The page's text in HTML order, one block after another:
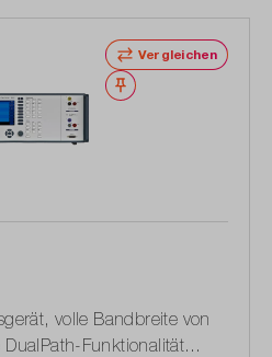
Vergleichen
Merken
volle Bandbreite von
Funktionalität